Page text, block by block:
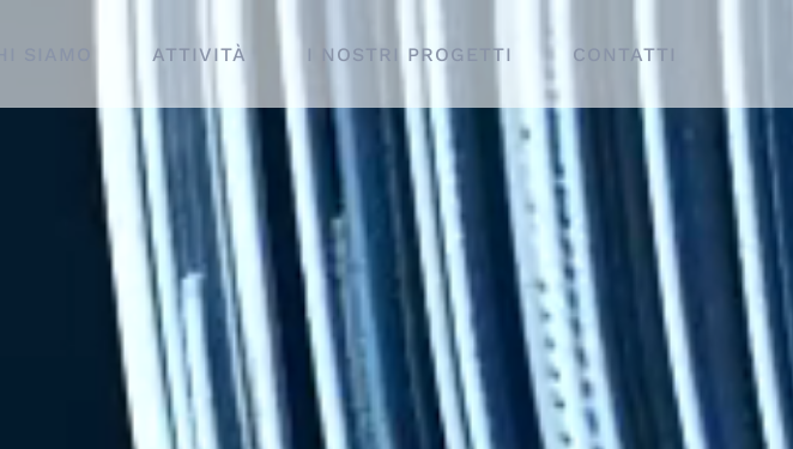
ATTIVITÀ I NOSTRI PROGETTI CONTATTI